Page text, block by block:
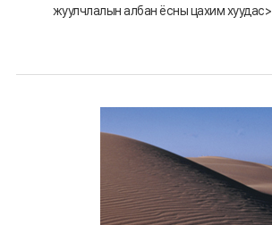
жуулчлалын албан ёсны цахим хуудас>